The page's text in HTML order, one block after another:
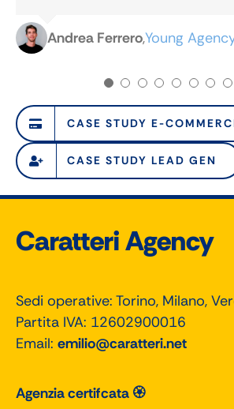
Andrea Ferrero,Young
CASE STUDY E-
CASE STUDY LEAD GEN
Caratteri Agency
Sedi operative: Torino, Milano,
Partita IVA: 12602900016
Email: emilio@caratteri.net
Agenzia certifcata 🏵